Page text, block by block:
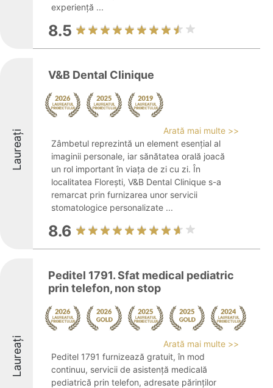
experiență ...
8.5
Laureați
V&B Dental Clinique
Arată mai multe >>
Zâmbetul reprezintă un element esențial al
imaginii personale, iar sănătatea orală joacă
un rol important în viața de zi cu zi. În
localitatea Florești, V&B Dental Clinique s-a
remarcat prin furnizarea unor servicii
stomatologice personalizate ...
8.6
Laureați
Peditel 1791. Sfat medical pediatric
prin telefon, non stop
Arată mai multe >>
Peditel 1791 furnizează gratuit, în mod
continuu, servicii de asistență medicală
pediatrică prin telefon, adresate părinților